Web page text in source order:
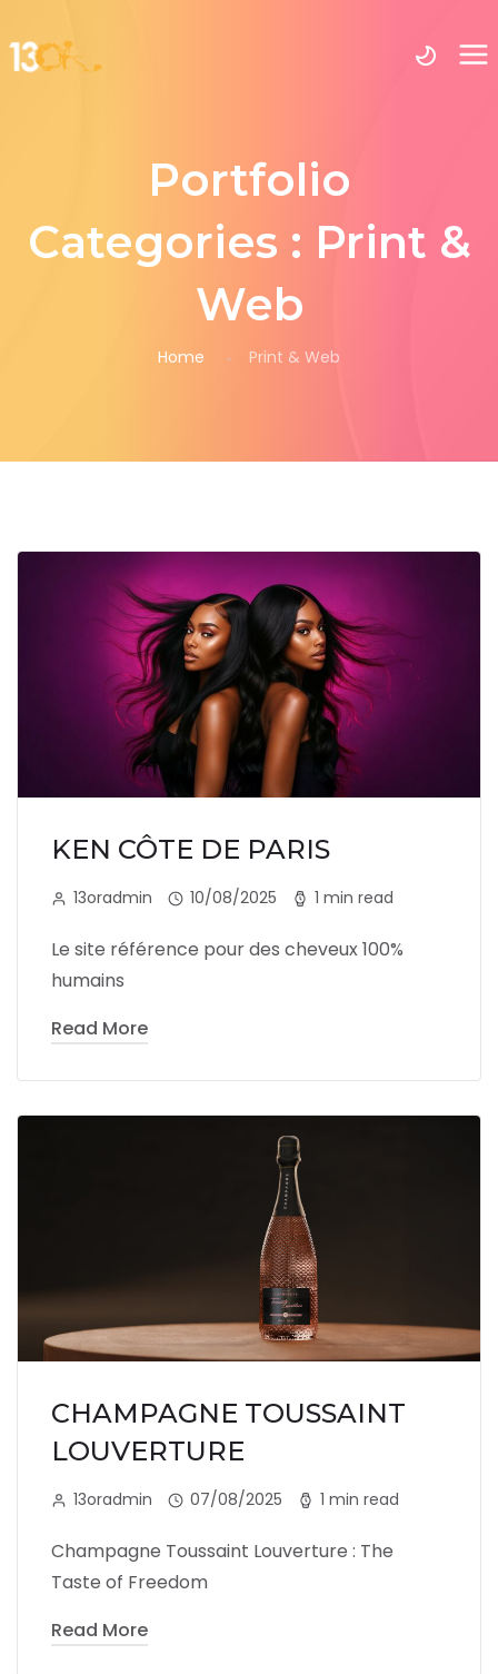
Portfolio
Categories : Print &
Web
Home Print & Web
KEN CÔTE DE PARIS
13oradmin 10/08/2025 1 min read
Le site référence pour des cheveux 100%
humains
Read More
CHAMPAGNE TOUSSAINT
LOUVERTURE
13oradmin 07/08/2025 1 min read
Champagne Toussaint Louverture : The
Taste of Freedom
Read More